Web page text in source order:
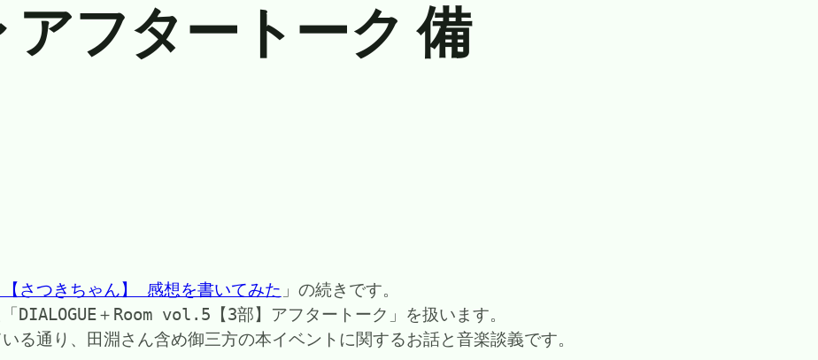
アフタートーク 備
さつきちゃん】 感想を書いてみた 」の続きです。
＋Room vol.5【3部】アフタートーク」を扱います。
る通り、田淵さん含め御三方の本イベントに関するお話と音楽談義です。